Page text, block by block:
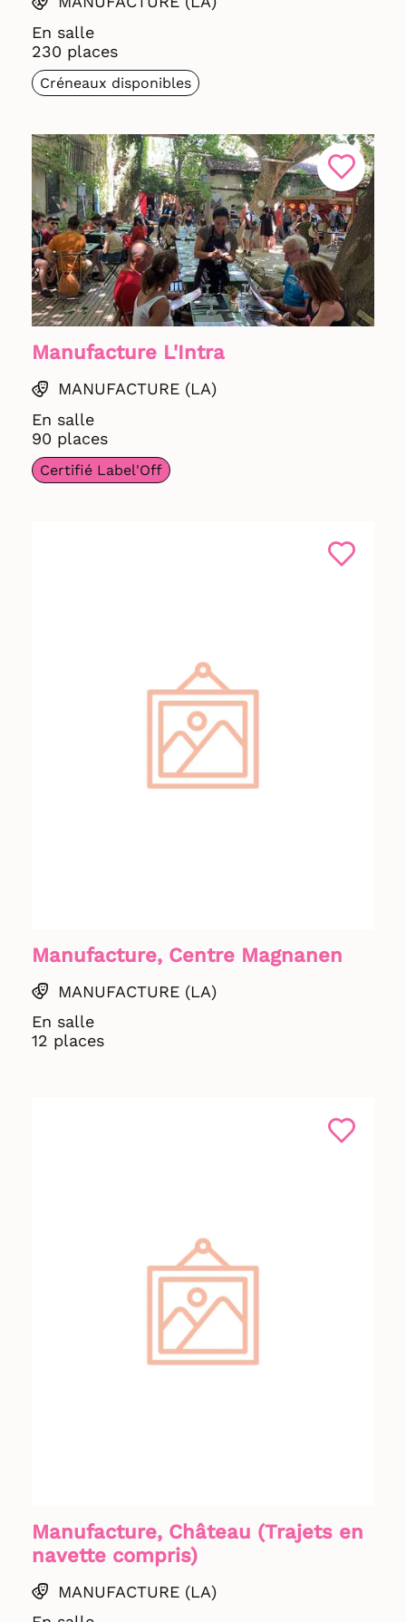
En salle
230 places
Créneaux disponibles
Manufacture L'Intra
MANUFACTURE (LA)
En salle
90 places
Certifié Label'Off
Manufacture, Centre Magnanen
MANUFACTURE (LA)
En salle
12 places
Manufacture, Château (Trajets en
navette compris)
MANUFACTURE (LA)